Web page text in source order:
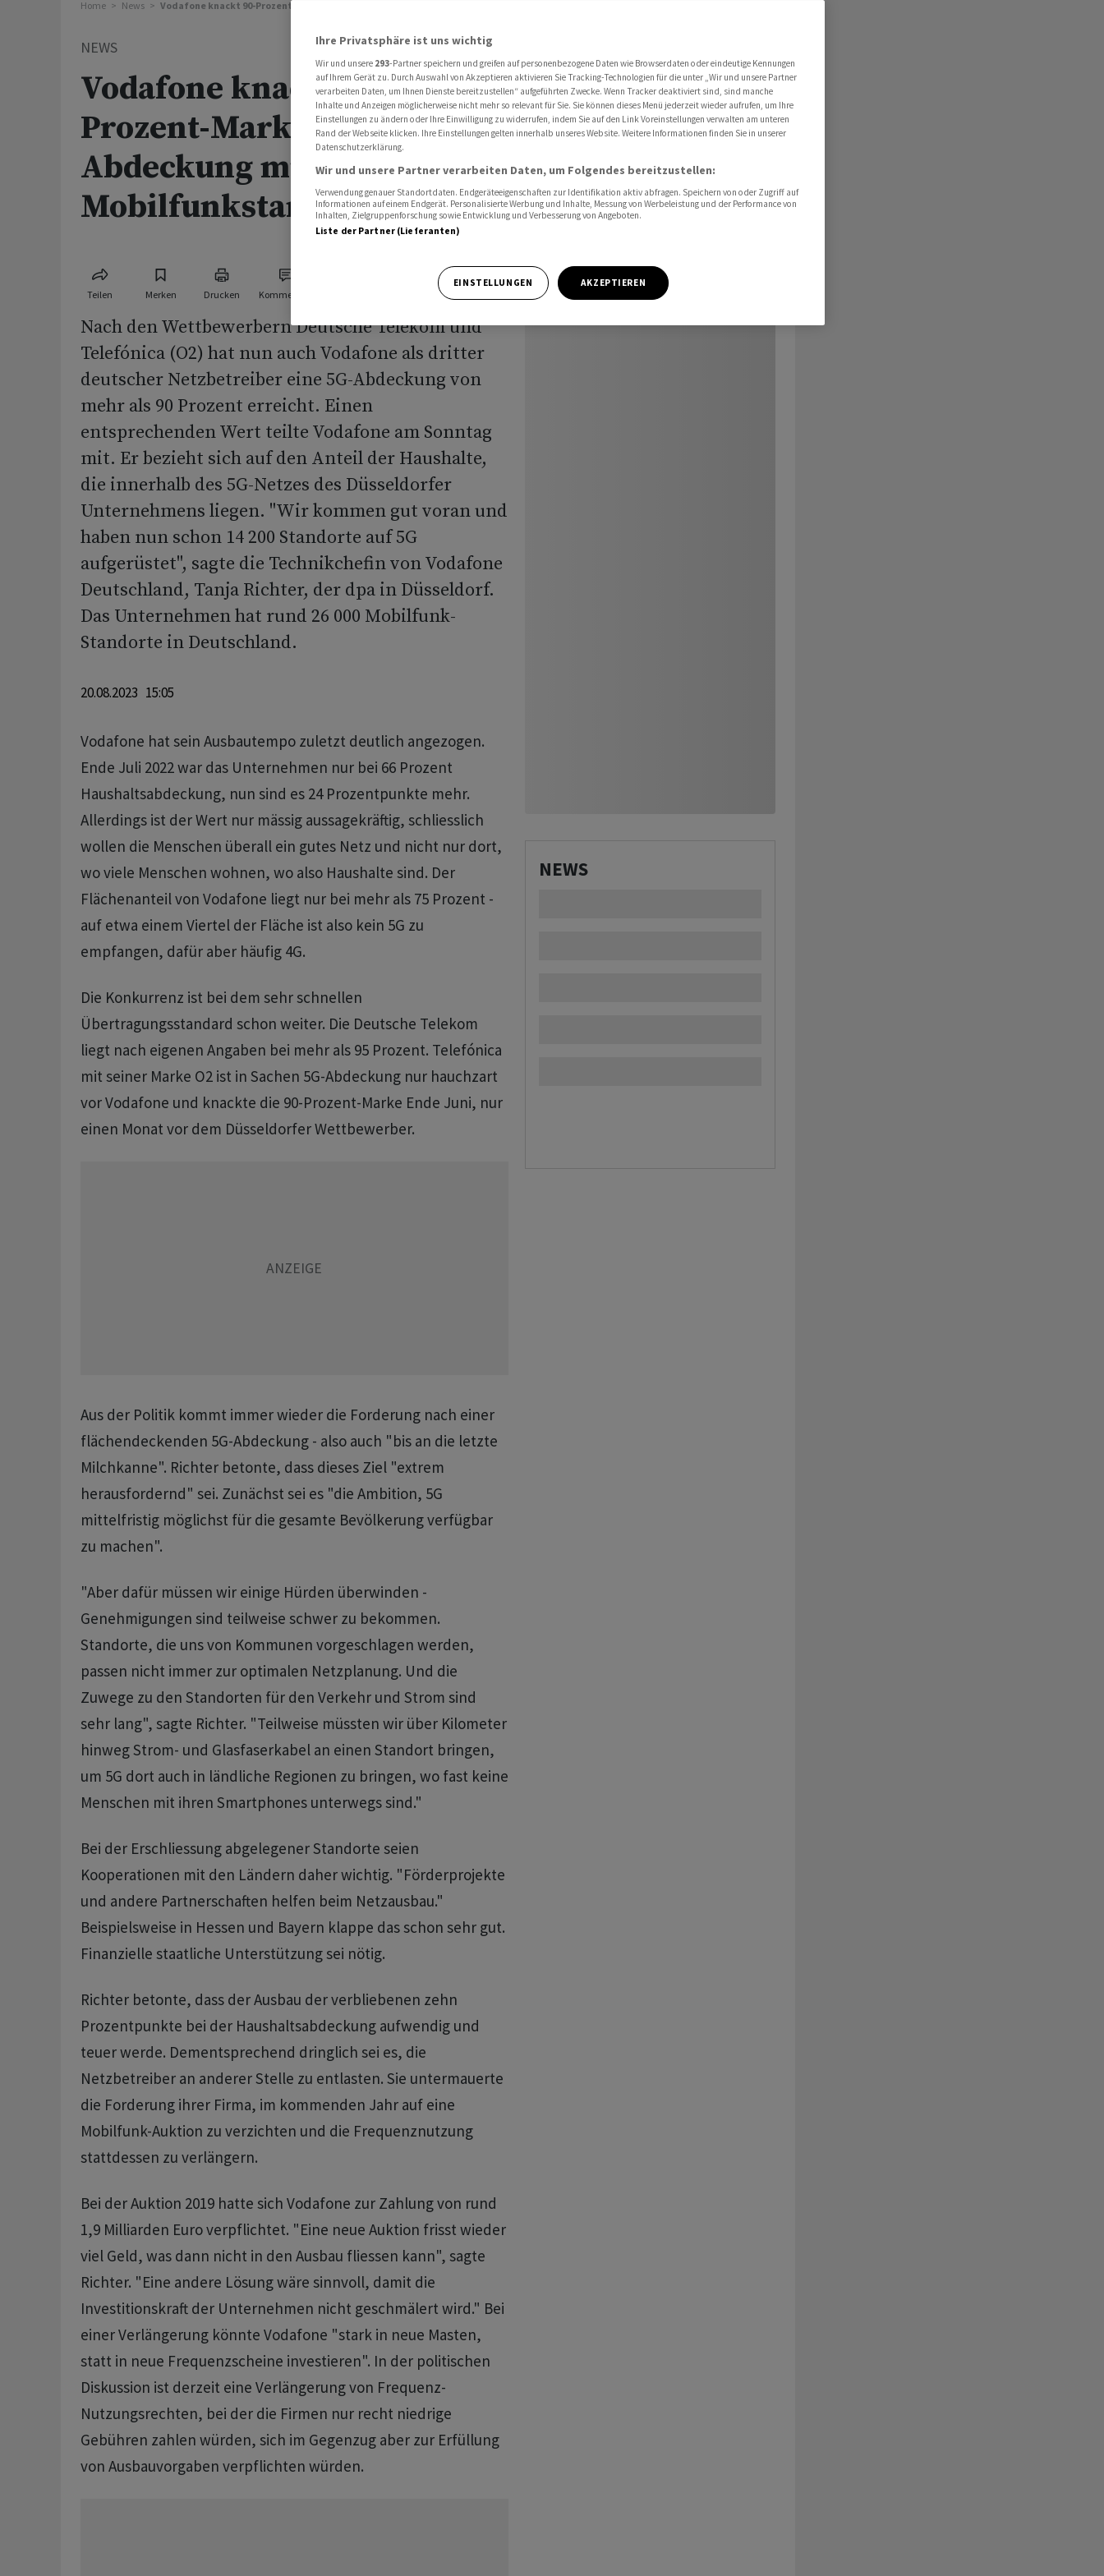
Home News Vodafone knackt 90-Prozent-Marke bei Abdeckung mit Mobilfunkstandard 5G
NEWS
Vodafone knackt 90-
Prozent-Marke bei
Abdeckung mit
Mobilfunkstandard 5G
Teilen Merken Drucken Kommentare
Nach den Wettbewerbern Deutsche Telekom und
Telefónica (O2) hat nun auch Vodafone als dritter
deutscher Netzbetreiber eine 5G-Abdeckung von
mehr als 90 Prozent erreicht. Einen
entsprechenden Wert teilte Vodafone am Sonntag
mit. Er bezieht sich auf den Anteil der Haushalte,
die innerhalb des 5G-Netzes des Düsseldorfer
Unternehmens liegen. "Wir kommen gut voran und
haben nun schon 14 200 Standorte auf 5G
aufgerüstet", sagte die Technikchefin von Vodafone
Deutschland, Tanja Richter, der dpa in Düsseldorf.
Das Unternehmen hat rund 26 000 Mobilfunk-
Standorte in Deutschland.
20.08.2023 15:05
Vodafone hat sein Ausbautempo zuletzt deutlich angezogen.
Ende Juli 2022 war das Unternehmen nur bei 66 Prozent
Haushaltsabdeckung, nun sind es 24 Prozentpunkte mehr.
Allerdings ist der Wert nur mässig aussagekräftig, schliesslich
wollen die Menschen überall ein gutes Netz und nicht nur dort,
wo viele Menschen wohnen, wo also Haushalte sind. Der
Flächenanteil von Vodafone liegt nur bei mehr als 75 Prozent -
auf etwa einem Viertel der Fläche ist also kein 5G zu
empfangen, dafür aber häufig 4G.
Die Konkurrenz ist bei dem sehr schnellen
Übertragungsstandard schon weiter. Die Deutsche Telekom
liegt nach eigenen Angaben bei mehr als 95 Prozent. Telefónica
mit seiner Marke O2 ist in Sachen 5G-Abdeckung nur hauchzart
vor Vodafone und knackte die 90-Prozent-Marke Ende Juni, nur
einen Monat vor dem Düsseldorfer Wettbewerber.
Aus der Politik kommt immer wieder die Forderung nach einer
flächendeckenden 5G-Abdeckung - also auch "bis an die letzte
Milchkanne". Richter betonte, dass dieses Ziel "extrem
herausfordernd" sei. Zunächst sei es "die Ambition, 5G
mittelfristig möglichst für die gesamte Bevölkerung verfügbar
zu machen".
"Aber dafür müssen wir einige Hürden überwinden -
Genehmigungen sind teilweise schwer zu bekommen.
Standorte, die uns von Kommunen vorgeschlagen werden,
passen nicht immer zur optimalen Netzplanung. Und die
Zuwege zu den Standorten für den Verkehr und Strom sind
sehr lang", sagte Richter. "Teilweise müssten wir über Kilometer
hinweg Strom- und Glasfaserkabel an einen Standort bringen,
um 5G dort auch in ländliche Regionen zu bringen, wo fast keine
Menschen mit ihren Smartphones unterwegs sind."
Bei der Erschliessung abgelegener Standorte seien
Kooperationen mit den Ländern daher wichtig. "Förderprojekte
und andere Partnerschaften helfen beim Netzausbau."
Beispielsweise in Hessen und Bayern klappe das schon sehr gut.
Finanzielle staatliche Unterstützung sei nötig.
Richter betonte, dass der Ausbau der verbliebenen zehn
Prozentpunkte bei der Haushaltsabdeckung aufwendig und
teuer werde. Dementsprechend dringlich sei es, die
Netzbetreiber an anderer Stelle zu entlasten. Sie untermauerte
die Forderung ihrer Firma, im kommenden Jahr auf eine
Mobilfunk-Auktion zu verzichten und die Frequenznutzung
stattdessen zu verlängern.
Bei der Auktion 2019 hatte sich Vodafone zur Zahlung von rund
1,9 Milliarden Euro verpflichtet. "Eine neue Auktion frisst wieder
viel Geld, was dann nicht in den Ausbau fliessen kann", sagte
Richter. "Eine andere Lösung wäre sinnvoll, damit die
Investitionskraft der Unternehmen nicht geschmälert wird." Bei
einer Verlängerung könnte Vodafone "stark in neue Masten,
statt in neue Frequenzscheine investieren". In der politischen
Diskussion ist derzeit eine Verlängerung von Frequenz-
Nutzungsrechten, bei der die Firmen nur recht niedrige
Gebühren zahlen würden, sich im Gegenzug aber zur Erfüllung
von Ausbauvorgaben verpflichten würden.
NEWS
Ihre Privatsphäre ist uns wichtig
Wir und unsere 293-Partner speichern und greifen auf personenbezogene Daten wie Browserdaten oder eindeutige Kennungen
auf Ihrem Gerät zu. Durch Auswahl von Akzeptieren aktivieren Sie Tracking-Technologien für die unter „Wir und unsere Partner
verarbeiten Daten, um Ihnen Dienste bereitzustellen“ aufgeführten Zwecke. Wenn Tracker deaktiviert sind, sind manche
Inhalte und Anzeigen möglicherweise nicht mehr so relevant für Sie. Sie können dieses Menü jederzeit wieder aufrufen, um Ihre
Einstellungen zu ändern oder Ihre Einwilligung zu widerrufen, indem Sie auf den Link Voreinstellungen verwalten am unteren
Rand der Webseite klicken. Ihre Einstellungen gelten innerhalb unseres Website. Weitere Informationen finden Sie in unserer
Datenschutzerklärung.
Wir und unsere Partner verarbeiten Daten, um Folgendes bereitzustellen:
Verwendung genauer Standortdaten. Endgeräteeigenschaften zur Identifikation aktiv abfragen. Speichern von oder Zugriff auf
Informationen auf einem Endgerät. Personalisierte Werbung und Inhalte, Messung von Werbeleistung und der Performance von
Inhalten, Zielgruppenforschung sowie Entwicklung und Verbesserung von Angeboten.
Liste der Partner (Lieferanten)
EINSTELLUNGEN AKZEPTIEREN